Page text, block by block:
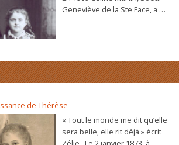
Geneviève de la Ste Face, a 40
béatification va s’ouvrir
bientôt. C’est alors que la
demande d’écrire sa propre
autobiographie. Dans ce récit
plein de vie et d’humour elle
raconte, de sa naissance à sa
de Thérèse
« Tout le monde me dit qu’elle
sera belle, elle rit déjà » écrit